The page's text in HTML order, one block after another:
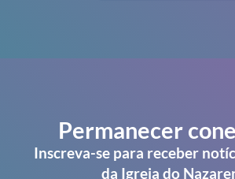
Permanecer
Inscreva-se para receber
da Igreja do